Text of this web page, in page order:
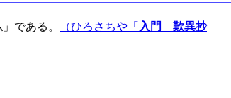
である。 （ひろさちや「 入門 歎異抄